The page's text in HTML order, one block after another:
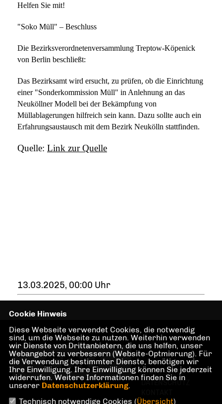
Helfen Sie mit!
"Soko Müll" – Beschluss
Die Bezirksverordnetenversammlung Treptow-Köpenick
von Berlin beschließt:
Das Bezirksamt wird ersucht, zu prüfen, ob die Einrichtung
einer "Sonderkommission Müll" in Anlehnung an das
Neuköllner Modell bei der Bekämpfung von
Müllablagerungen hilfreich sein kann. Dazu sollte auch ein
Erfahrungsaustausch mit dem Bezirk Neukölln stattfinden.
Quelle: Link zur Quelle
13.03.2025, 00:00 Uhr
IMPRESSUM
DATENSCHUTZ
Cookie Hinweis
Diese Webseite verwendet Cookies, die notwendig
sind, um die Webseite zu nutzen. Weiterhin verwenden
wir Dienste von Drittanbietern, die uns helfen, unser
Webangebot zu verbessern (Website-Optmierung). Für
die Verwendung bestimmter Dienste, benötigen wir
Ihre Einwilligung. Ihre Einwilligung können Sie jederzeit
widerrufen. Weitere Informationen finden Sie in
unserer Datenschutzerklärung.
Technisch notwendige Cookies (Übersicht)